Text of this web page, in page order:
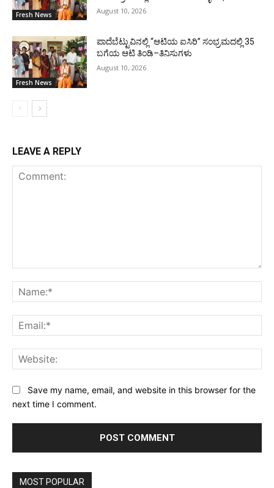
Fresh News August 10, 2026
Fresh News
ಪಾದೆಬೆಟ್ಟುವಿನಲ್ಲಿ “ಆಟಿಯ ಐಸಿರಿ’’ ಸಂಭ್ರಮದಲ್ಲಿ 35
ಬಗೆಯ ಆಟಿ ತಿಂಡಿ–ತಿನಿಸುಗಳು
August 10, 2026
LEAVE A REPLY
Save my name, email, and website in this browser for the
next time I comment.
MOST POPULAR